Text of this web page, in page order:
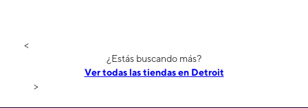
<
¿Estás buscando más?
Ver todas las tiendas en Detroit
>